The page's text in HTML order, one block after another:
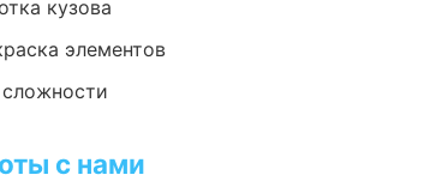
кузова
элементов
с нами